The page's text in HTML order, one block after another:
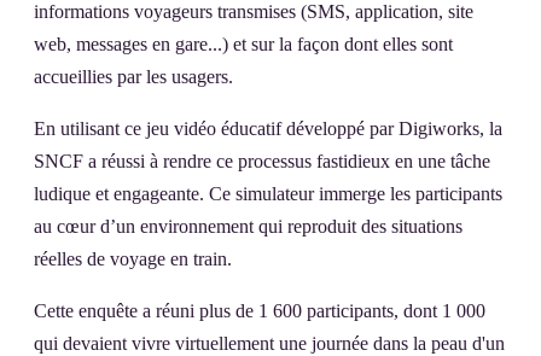
informations voyageurs transmises (SMS, application, site
web, messages en gare...) et sur la façon dont elles sont
accueillies par les usagers.
En utilisant ce jeu vidéo éducatif développé par Digiworks, la
SNCF a réussi à rendre ce processus fastidieux en une tâche
ludique et engageante. Ce simulateur immerge les participants
au cœur d’un environnement qui reproduit des situations
réelles de voyage en train.
Cette enquête a réuni plus de 1 600 participants, dont 1 000
qui devaient vivre virtuellement une journée dans la peau d'un